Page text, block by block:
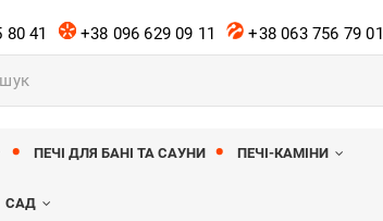
80 41 +38 096 629 09 11 +38 063 756 79 01
ПЕЧІ ДЛЯ БАНІ ТА САУНИ ПЕЧІ-КАМІНИ
САД